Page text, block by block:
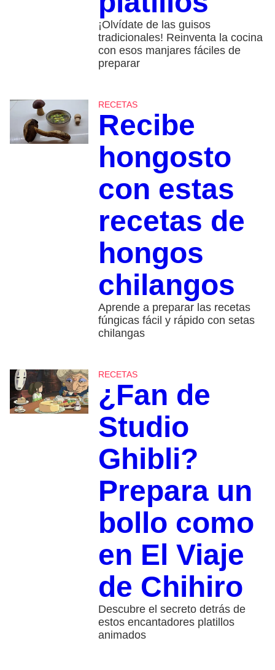
¡Olvídate de las guisos
tradicionales! Reinventa la cocina
con esos manjares fáciles de
preparar
RECETAS
Recibe
hongosto
con estas
recetas de
hongos
chilangos
Aprende a preparar las recetas
fúngicas fácil y rápido con setas
chilangas
RECETAS
¿Fan de
Studio
Ghibli?
Prepara un
bollo como
en El Viaje
de Chihiro
Descubre el secreto detrás de
estos encantadores platillos
animados